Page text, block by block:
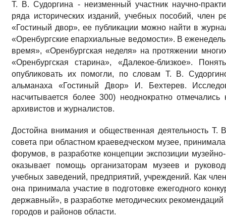
Т. В. Судоргина - неизменный участник научно-
ряда исторических изданий, учебных пособий, член
«Гостиный двор», ее публикации можно найти в
«Оренбургские епархиальные ведомости». В
время», «Оренбургская неделя» на протяжении
«Оренбургская старина», «Далекое-близкое».
опубликовать их помогли, по словам Т. В.
альманаха «Гостиный Двор» И. Бехтерев.
насчитывается более 300) неоднократно
архивистов и журналистов.
Достойна внимания и общественная деятельность Т.
совета при областном краеведческом музее,
форумов, в разработке концепции экспозиции
оказывает помощь организаторам музеев и
учебных заведений, предприятий, учреждений. Как
она принимала участие в подготовке ежегодного
державный», в разработке методических
городов и районов области.